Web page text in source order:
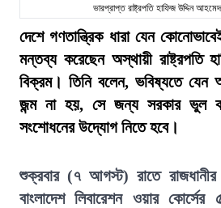
ভারপ্রাপ্ত রাষ্ট্রপতি হাফিজ উদ্দিন
দেশে গণতান্ত্রিক ধারা যেন
মন্তব্য করেছেন অস্থায়ী রাষ্ট্রপতি
বিক্রম। তিনি বলেন, ভবিষ্যতে যেন
জন্ম না হয়, সে জন্য সরকার ভুল
সংশোধনের উদ্যোগ নিতে হবে।
শুক্রবার (৭ আগস্ট) রাতে রাজধানীর
বাংলাদেশ লিবারেশন ওয়ার